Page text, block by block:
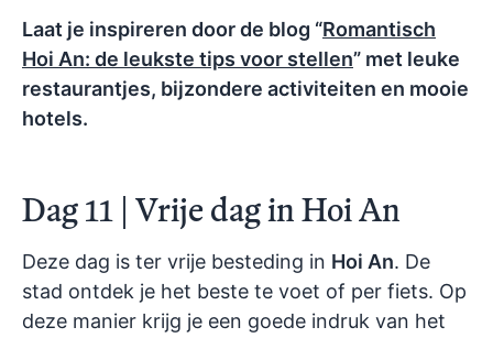
Laat je inspireren door de blog “Romantisch
Hoi An: de leukste tips voor stellen” met leuke
restaurantjes, bijzondere activiteiten en mooie
hotels.
Dag 11 | Vrije dag in Hoi An
Deze dag is ter vrije besteding in Hoi An. De
stad ontdek je het beste te voet of per fiets. Op
deze manier krijg je een goede indruk van het